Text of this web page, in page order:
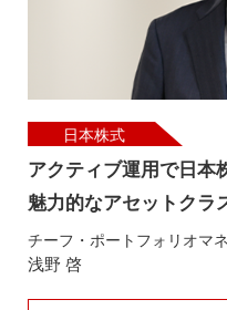
日本株式
アクティブ運用で日本
魅力的なアセットクラ
チーフ・ポートフォリオマ
浅野 啓